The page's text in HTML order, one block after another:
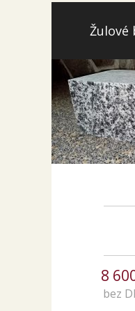
Žulové
8
bez